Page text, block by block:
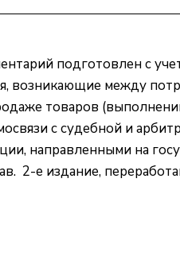
подготовлен с
возникающие между
товаров
с судебной и
направленными на
2-е издание,